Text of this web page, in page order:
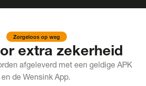
Zorgeloos op weg
extra zekerheid
afgeleverd met een geldige APK
en de Wensink App.